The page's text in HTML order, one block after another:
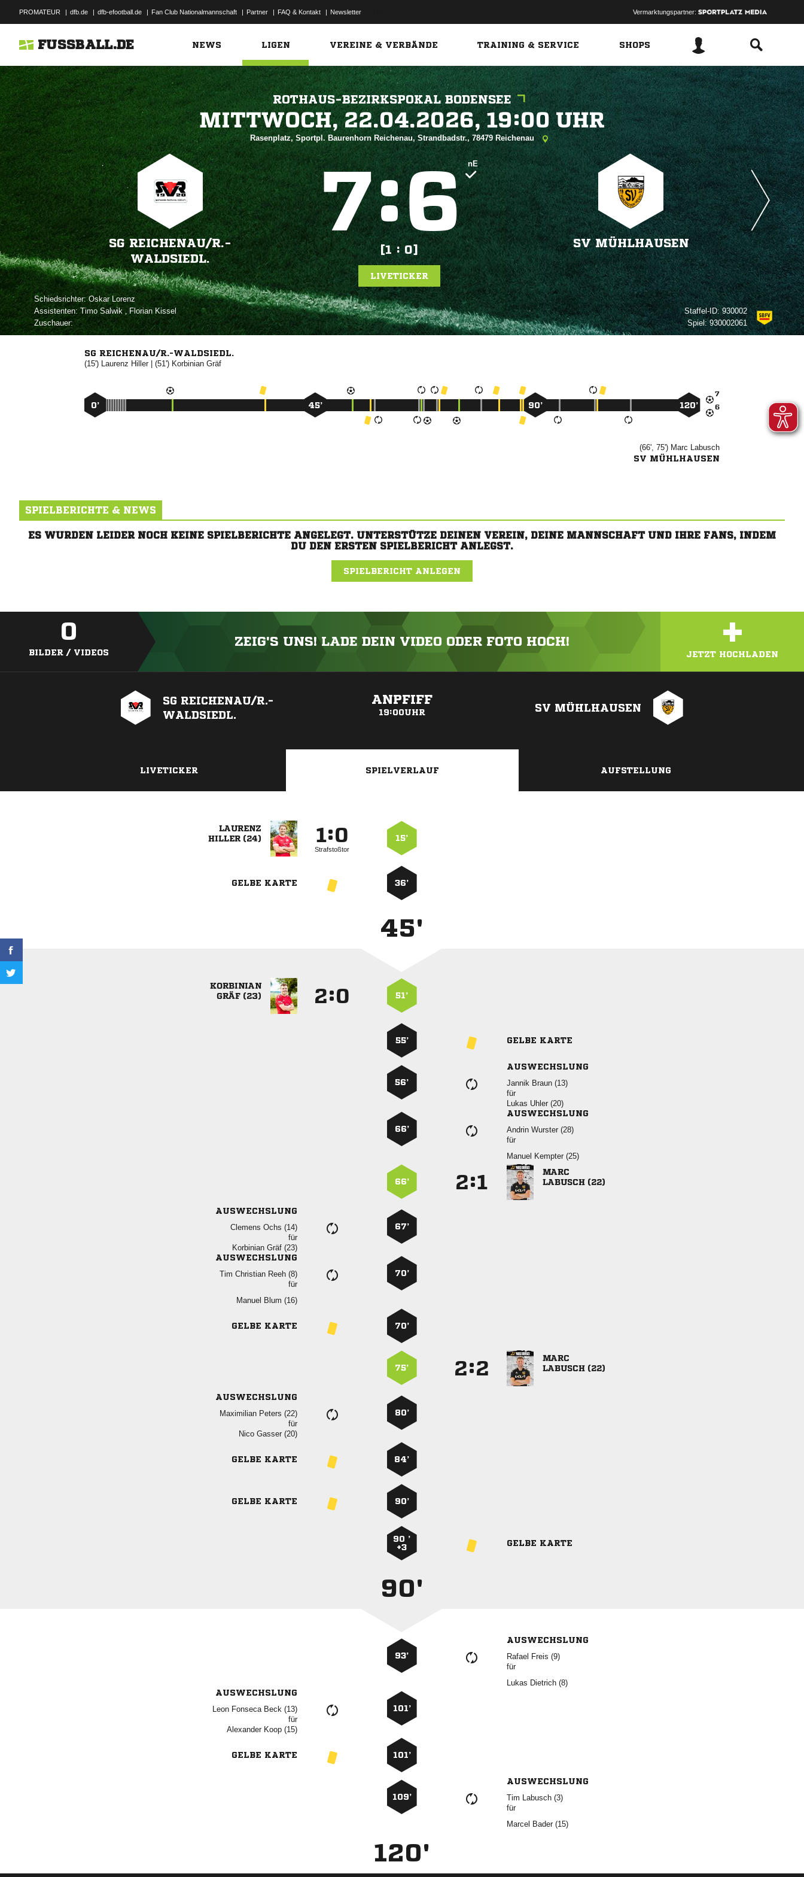
PROMATEUR | dfb.de | dfb-efootball.de | Fan Club Nationalmannschaft | Partner | FAQ & Kontakt | Newsletter Vermarktungspartner:
FUSSBALL.DE NEWS LIGEN VEREINE & VERBÄNDE TRAINING & SERVICE SHOPS
ROTHAUS-BEZIRKSPOKAL BODENSEE
   
Rasenplatz, Sportpl. Baurenhorn Reichenau, Strandbadstr., 78479 Reichenau
SG REICHENAU/​R.-
WALDSIEDL.
: nE
[1 : 0]
SV MÜHLHAUSEN
LIVETICKER
Schiedsrichter:  
Assistenten:   ,  
Zuschauer:
Staffel-ID:930002
Spiel:930002061
SG REICHENAU/R.-WALDSIEDL.
(15')  | (51') 


0’ 45’ 90’ 120’
(66', 75')  
SV MÜHLHAUSEN
SPIELBERICHTE & NEWS
ES WURDEN LEIDER NOCH KEINE SPIELBERICHTE ANGELEGT. UNTERSTÜTZE DEINEN VEREIN, DEINE MANNSCHAFT UND IHRE FANS, INDEM
DU DEN ERSTEN SPIELBERICHT ANLEGST.
SPIELBERICHT ANLEGEN
0
BILDER / VIDEOS
ZEIG'S UNS! LADE DEIN VIDEO ODER FOTO HOCH! +
JETZT HOCHLADEN
SG REICHENAU/R.-
WALDSIEDL.
ANPFIFF
19:00UHR SV MÜHLHAUSEN
LIVETICKER SPIELVERLAUF AUFSTELLUNG

 
:
Strafstoßtor
15’
GELBE KARTE 36’
45'

 
: 51’
55’ GELBE KARTE
56’
AUSWECHSLUNG
  
für
  
66’
AUSWECHSLUNG
  
für
  
66’ :

 
AUSWECHSLUNG
  
für
  
67’
AUSWECHSLUNG
   
für
  
70’
GELBE KARTE 70’
75’ :

 
AUSWECHSLUNG
  
für
  
80’
GELBE KARTE 84’
GELBE KARTE 90’
90 ’
+3
GELBE KARTE
90'
93’
AUSWECHSLUNG
  
für
  
AUSWECHSLUNG
   
für
  
101’
GELBE KARTE 101’
109’
AUSWECHSLUNG
  
für
  
120'